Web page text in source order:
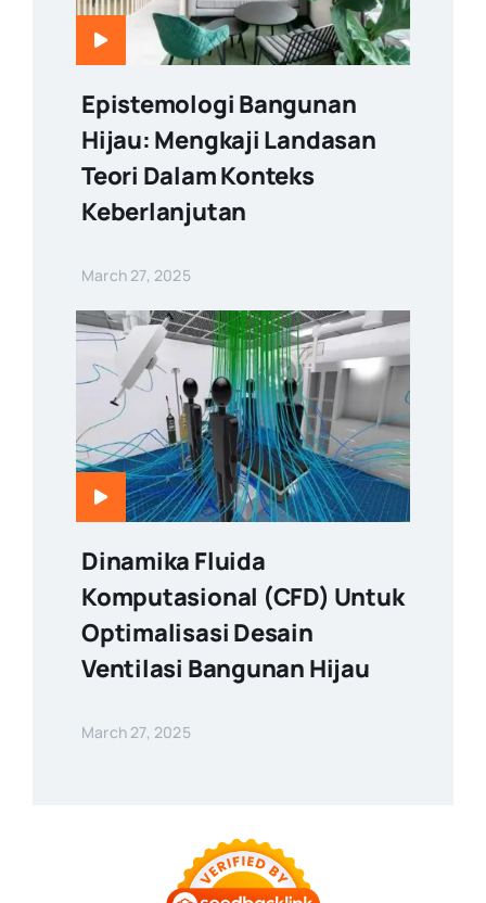
Epistemologi Bangunan
Hijau: Mengkaji Landasan
Teori Dalam Konteks
Keberlanjutan
March 27, 2025
Dinamika Fluida
Komputasional (CFD) Untuk
Optimalisasi Desain
Ventilasi Bangunan Hijau
March 27, 2025